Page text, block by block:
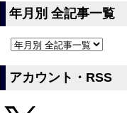
年月別 全記事一覧
アカウント・RSS